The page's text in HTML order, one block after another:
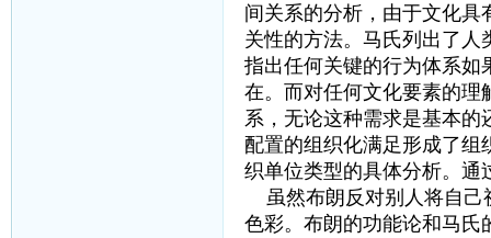
间关系的分析，由于文化具
关性的方法。马氏列出了人
指出任何关键的行为体系如
在。而对任何文化要素的理
系，无论这种需求是基本的
配置的组织化满足形成了组
织单位类型的具体分析。通
虽然布朗反对别人将自己
色彩。布朗的功能论和马氏